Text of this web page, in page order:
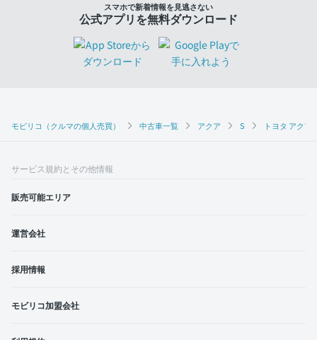
モビリコ（クルマの個人売買） 中古車一覧 アクア S トヨタ アク
スマホで新着情報を見逃さない
公式アプリを無料ダウンロード
サービス規約とその他情報
販売可能エリア
運営会社
採用情報
モビリコ加盟会社